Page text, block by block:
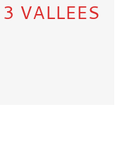
VALLEES